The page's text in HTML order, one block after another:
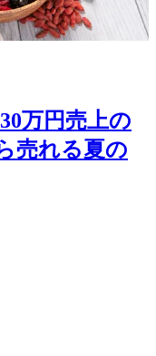
万円売上の
売れる夏の